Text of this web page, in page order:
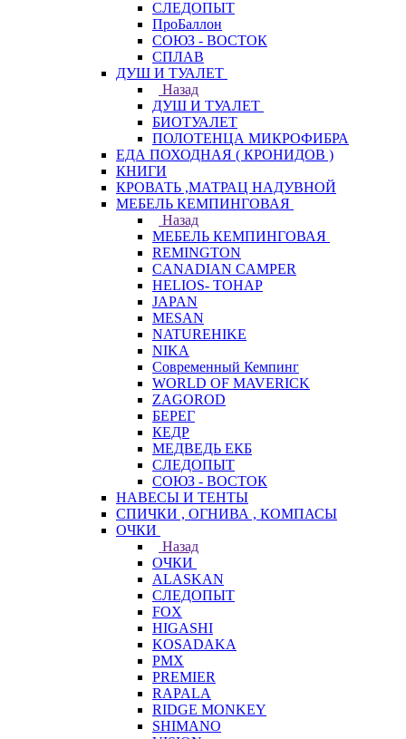
СЛЕДОПЫТ
ПроБаллон
СОЮЗ - ВОСТОК
СПЛАВ
ДУШ И ТУАЛЕТ
Назад
ДУШ И ТУАЛЕТ
БИОТУАЛЕТ
ПОЛОТЕНЦА МИКРОФИБРА
ЕДА ПОХОДНАЯ ( КРОНИДОВ )
КНИГИ
КРОВАТЬ ,МАТРАЦ НАДУВНОЙ
МЕБЕЛЬ КЕМПИНГОВАЯ
Назад
МЕБЕЛЬ КЕМПИНГОВАЯ
REMINGTON
CANADIAN CAMPER
HELIOS- ТОНАР
JAPAN
MESAN
NATUREHIKE
NIKA
Современный Кемпинг
WORLD OF MAVERICK
ZAGOROD
БЕРЕГ
КЕДР
МЕДВЕДЬ ЕКБ
СЛЕДОПЫТ
СОЮЗ - ВОСТОК
НАВЕСЫ И ТЕНТЫ
СПИЧКИ , ОГНИВА , КОМПАСЫ
ОЧКИ
Назад
ОЧКИ
ALASKAN
СЛЕДОПЫТ
FOX
HIGASHI
KOSADAKA
PMX
PREMIER
RAPALA
RIDGE MONKEY
SHIMANO